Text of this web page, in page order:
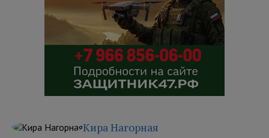
Кира Нагорная